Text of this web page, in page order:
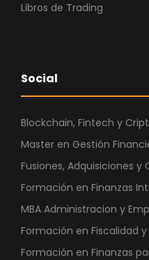
Libros de Trading
Social
Blockchain, Fintech y
Master en Gestión
Fusiones, Adquisiciones y
Formación en Finanzas
MBA Administracion y
Formación en Fiscalidad y
Formación en Finanzas